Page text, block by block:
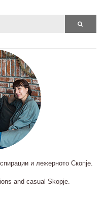
и лежерното Скопје.
and casual Skopje.